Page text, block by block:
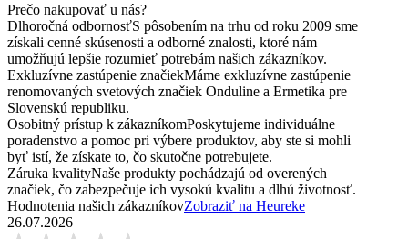
Prečo nakupovať u nás?
Dlhoročná odbornosťS pôsobením na trhu od roku 2009 sme
získali cenné skúsenosti a odborné znalosti, ktoré nám
umožňujú lepšie rozumieť potrebám našich zákazníkov.
Exkluzívne zastúpenie značiekMáme exkluzívne zastúpenie
renomovaných svetových značiek Onduline a Ermetika pre
Slovenskú republiku.
Osobitný prístup k zákazníkomPoskytujeme individuálne
poradenstvo a pomoc pri výbere produktov, aby ste si mohli
byť istí, že získate to, čo skutočne potrebujete.
Záruka kvalityNaše produkty pochádzajú od overených
značiek, čo zabezpečuje ich vysokú kvalitu a dlhú životnosť.
Hodnotenia našich zákazníkovZobraziť na Heureke
26.07.2026